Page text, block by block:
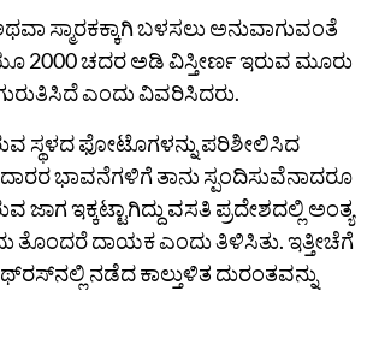
ಸ್ಮಾರಕಕ್ಕಾಗಿ ಬಳಸಲು ಅನುವಾಗುವಂತೆ
2000 ಚದರ ಅಡಿ ವಿಸ್ತೀರ್ಣ ಇರುವ ಮೂರು
ಗುರುತಿಸಿದೆ ಎಂದು ವಿವರಿಸಿದರು.
ಸ್ಥಳದ ಫೋಟೊಗಳನ್ನು ಪರಿಶೀಲಿಸಿದ
ಭಾವನೆಗಳಿಗೆ ತಾನು ಸ್ಪಂದಿಸುವೆನಾದರೂ
ಇಕ್ಕಟ್ಟಾಗಿದ್ದು ವಸತಿ ಪ್ರದೇಶದಲ್ಲಿ ಅಂತ್ಯ
ತೊಂದರೆ ದಾಯಕ ಎಂದು ತಿಳಿಸಿತು. ಇತ್ತೀಚೆಗೆ
ನಡೆದ ಕಾಲ್ತುಳಿತ ದುರಂತವನ್ನು